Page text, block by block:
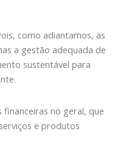
como adiantamos, as
a gestão adequada de
sustentável para
no geral, que
e produtos